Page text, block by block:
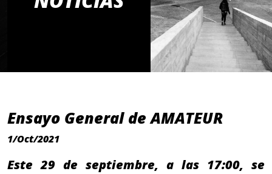
Ensayo General de AMATEUR
1/Oct/2021
Este 29 de septiembre, a las 17:00, se